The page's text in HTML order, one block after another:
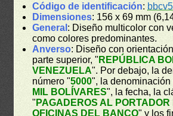
Código de identificación:
Dimensiones: 156 x 69 mm
General : Diseño multicolor con
como colores predominantes.
Anverso: Diseño con
parte superior, " REPÚBLICA
VENEZUELA". Por debajo, la
número "5000", la denominación
MIL BOLÍVARES", la fecha, la
" PAGADEROS AL PORTADOR
OFICINAS DEL BANCO" y los